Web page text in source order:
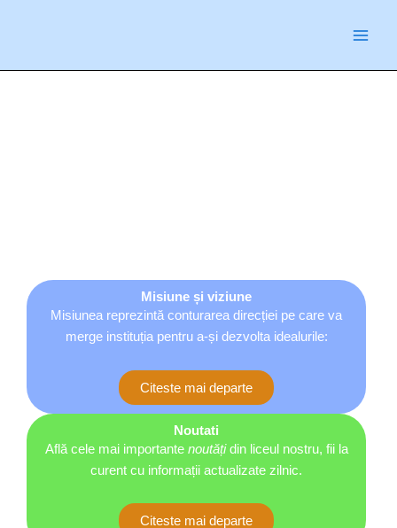
Misiune și viziune
Misiunea reprezintă conturarea direcției pe care va
merge instituția pentru a-și dezvolta idealurile:
Citeste mai departe
Noutati
Află cele mai importante noutățidin liceul nostru, fii la
curent cu informații actualizate zilnic.
Citeste mai departe